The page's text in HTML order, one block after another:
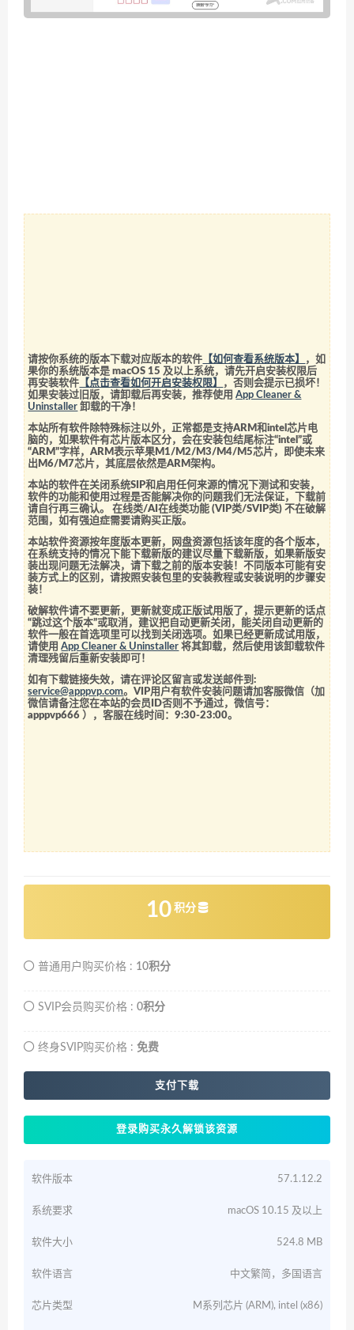
请按你系统的版本下载对应版本的软件 【如何查看系统版本】
，如
果你的系统版本是 macOS 15 及以上系统，请先开启安装权限后
再安装软件 【点击查看如何开启安装权限】
，否则会提示已损坏！
如果安装过旧版，请卸载后再安装，推荐使用App Cleaner &
Uninstaller 卸载的干净！
本站所有软件除特殊标注以外，正常都是支持ARM和intel芯片电
脑的，如果软件有芯片版本区分，会在安装包结尾标注“intel”或
“ARM”字样，ARM表示苹果M1/M2/M3/M4/M5芯片，即使未来
出M6/M7芯片，其底层依然是ARM架构。
本站的软件在关闭系统SIP和启用任何来源的情况下测试和安装，
软件的功能和使用过程是否能解决你的问题我们无法保证，下载前
请自行再三确认。 在线类/AI在线类功能 (VIP类/SVIP类) 不在破解
范围，如有强迫症需要请购买正版。
本站软件资源按年度版本更新，网盘资源包括该年度的各个版本，
在系统支持的情况下能下载新版的建议尽量下载新版，如果新版安
装出现问题无法解决，请下载之前的版本安装！不同版本可能有安
装方式上的区别，请按照安装包里的安装教程或安装说明的步骤安
装！
破解软件请不要更新，更新就变成正版试用版了，提示更新的话点
“跳过这个版本”或取消，建议把自动更新关闭，能关闭自动更新的
软件一般在首选项里可以找到关闭选项。如果已经更新成试用版，
请使用App Cleaner & Uninstaller 将其卸载，然后使用该卸载软件
清理残留后重新安装即可！
如有下载链接失效，请在评论区留言或发送邮件到:
service@apppvp.com。VIP用户有软件安装问题请加客服微信（加
微信请备注您在本站的会员ID否则不予通过，微信号：
apppvp666 ），客服在线时间：9:30-23:00。
10 积分
普通用户购买价格 : 10积分
SVIP会员购买价格 : 0积分
终身SVIP购买价格 : 免费
支付下载
登录购买永久解锁该资源
软件版本 57.1.12.2
系统要求 macOS 10.15 及以上
软件大小 524.8 MB
软件语言 中文繁简，多国语言
芯片类型 M系列芯片 (ARM), intel (x86)